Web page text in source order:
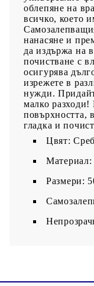
облепяне на
всичко, което
нанасяне и
да издържа на
почистване с
осигурява
изрежете в
нужди.
малко разходи!
повърхността,
гладка и
Цвят:
Материал:
Размери: